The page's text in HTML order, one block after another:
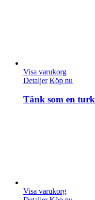
Visa varukorg
Detaljer Köp nu
Tänk som en turk
Visa varukorg